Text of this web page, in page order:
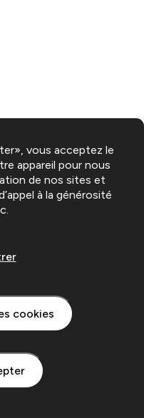
vous acceptez le
appareil pour nous
de nos sites et
à la générosité
cookies